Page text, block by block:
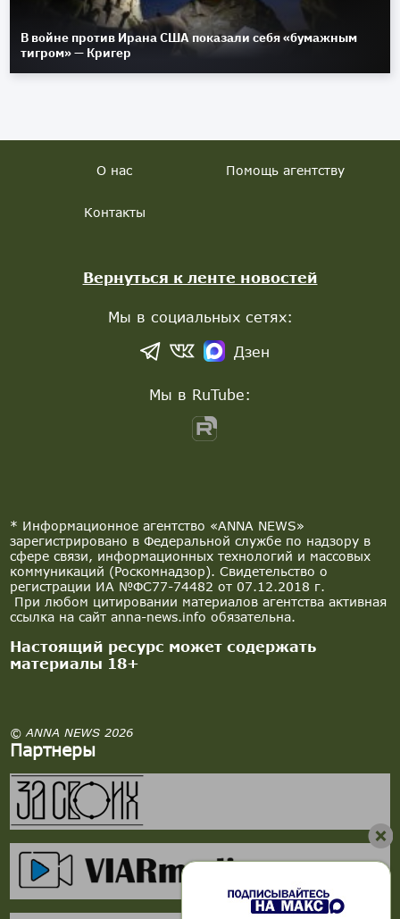
В войне против Ирана США показали себя «бумажным
тигром» — Кригер
* Информационное агентство «ANNA NEWS»
зарегистрировано в Федеральной службе по надзору в
сфере связи, информационных технологий и массовых
коммуникаций (Роскомнадзор). Свидетельство о
регистрации ИА №ФС77-74482 от 07.12.2018 г.
При любом цитировании материалов агентства активная
ссылка на сайт anna-news.info обязательна.
Настоящий ресурс может содержать
материалы 18+
© ANNA NEWS 2026
Партнеры
О нас Помощь агентству
Контакты
Вернуться к ленте новостей
Мы в социальных сетях:
Дзен
Мы в RuTube: